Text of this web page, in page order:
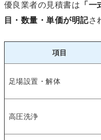
優良業者の見積書は 「
目・数量・単価が明記さ
項目
足場設置・解体
高圧洗浄